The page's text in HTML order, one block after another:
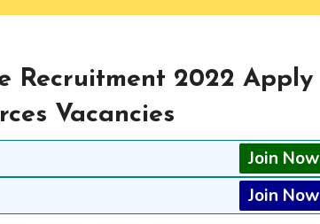
Recruitment 2022 Apply
Vacancies
Join Now
Join Now